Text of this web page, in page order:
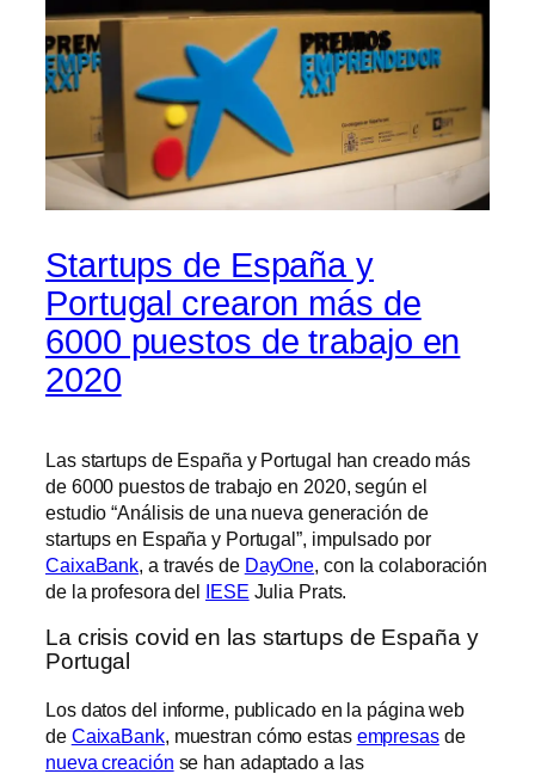
Startups de España y
Portugal crearon más de
6000 puestos de trabajo en
2020
Las startups de España y Portugal han creado más
de 6000 puestos de trabajo en 2020, según el
estudio “Análisis de una nueva generación de
startups en España y Portugal”, impulsado por
CaixaBank , a través de DayOne , con la colaboración
de la profesora del IESE Julia Prats.
La crisis covid en las startups de España y
Portugal
Los datos del informe, publicado en la página web
de CaixaBank, muestran cómo estas empresasde
nueva creación se han adaptado a las